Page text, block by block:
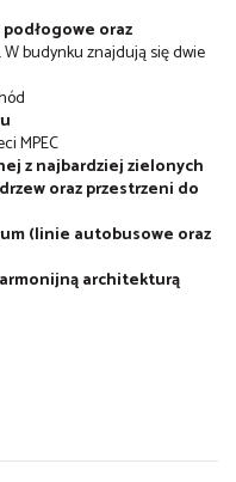
oraz
budynku znajdują się dwie
MPEC
z najbardziej zielonych
oraz przestrzeni do
(linie autobusowe oraz
architekturą